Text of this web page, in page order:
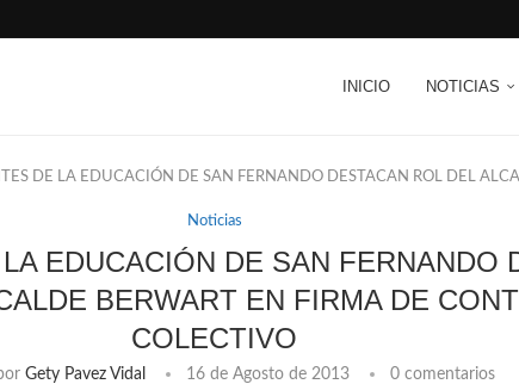
INICIO NOTICIAS
DE LA EDUCACIÓN DE SAN FERNANDO DESTACAN ROL DEL
Noticias
EDUCACIÓN DE SAN FERNANDO
BERWART EN FIRMA DE
COLECTIVO
Gety Pavez Vidal 16 de Agosto de 2013 0 comentarios